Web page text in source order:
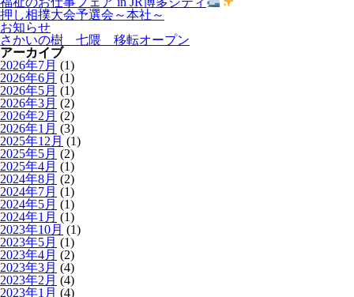
押し相撲大会予選会～本社～
お知らせ
さかいの樹 七隈 移転オープン
アーカイブ
2026年7月 (1)
2026年6月 (1)
2026年5月 (1)
2026年3月 (2)
2026年2月 (2)
2026年1月 (3)
2025年12月 (1)
2025年5月 (2)
2025年4月 (1)
2024年8月 (2)
2024年7月 (1)
2024年5月 (1)
2024年1月 (1)
2023年10月 (1)
2023年5月 (1)
2023年4月 (2)
2023年3月 (4)
2023年2月 (4)
2023年1月 (4)